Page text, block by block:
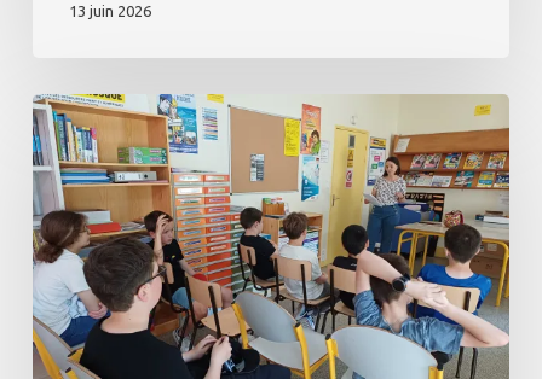
13 juin 2026
Midi
des
métiers
–
Parcours
avenir